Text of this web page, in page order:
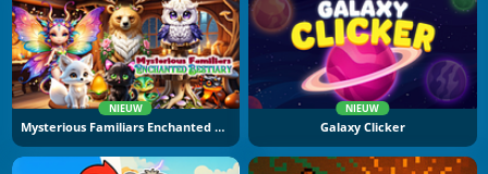
NIEUW
Mysterious Familiars Enchanted Bestiary
NIEUW
Galaxy Clicker